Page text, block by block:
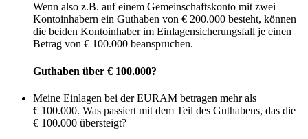
Wenn also z.B. auf einem Gemeinschaftskonto mit zwei
Kontoinhabern ein Guthaben von € 200.000 besteht, können
die beiden Kontoinhaber im Einlagensicherungsfall je einen
Betrag von € 100.000 beanspruchen.
Guthaben über € 100.000?
Meine Einlagen bei der EURAM betragen mehr als
€ 100.000. Was passiert mit dem Teil des Guthabens, das die
€ 100.000 übersteigt?